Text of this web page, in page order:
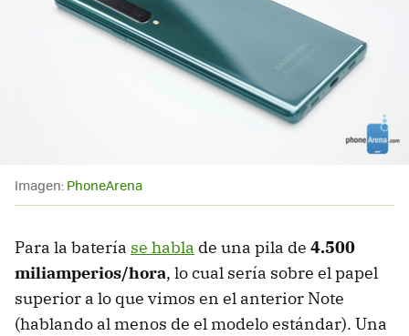
Imagen: PhoneArena
Para la batería se habla de una pila de 4.500
miliamperios/hora, lo cual sería sobre el papel
superior a lo que vimos en el anterior Note
(hablando al menos de el modelo estándar). Una